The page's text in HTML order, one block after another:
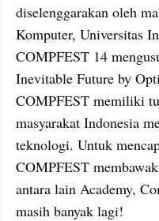
diselenggarakan oleh
Komputer, Universitas
COMPFEST 14
Inevitable Future by
COMPFEST memiliki
masyarakat Indonesia
teknologi. Untuk
COMPFEST
antara lain Academy,
masih banyak lagi!